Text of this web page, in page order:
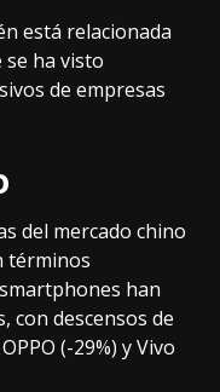
está relacionada
se ha visto
de empresas
del mercado chino
términos
han
con descensos de
(-29%) y Vivo